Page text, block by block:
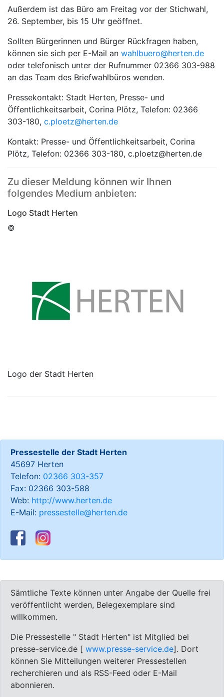
Außerdem ist das Büro am Freitag vor der Stichwahl,
26. September, bis 15 Uhr geöffnet.
Sollten Bürgerinnen und Bürger Rückfragen haben,
können sie sich per E-Mail an wahlbuero@herten.de
oder telefonisch unter der Rufnummer 02366 303-988
an das Team des Briefwahlbüros wenden.
Pressekontakt: Stadt Herten, Presse- und
Öffentlichkeitsarbeit, Corina Plötz, Telefon: 02366
303-180, c.ploetz@​herten.de
Kontakt: Presse- und Öffentlichkeitsarbeit, Corina
Plötz, Telefon: 02366 303-180, c.ploetz@herten.de
Zu dieser Meldung können wir Ihnen
folgendes Medium anbieten:
Logo Stadt Herten
©
Logo der Stadt Herten
Pressestelle der Stadt Herten
45697 Herten
Telefon: 02366 303-357
Fax: 02366 303-588
Web: http://www.herten.de
E-Mail: pressestelle@herten.de
Sämtliche Texte können unter Angabe der Quelle frei
veröffentlicht werden, Belegexemplare sind
willkommen.
Die Pressestelle " Stadt Herten" ist Mitglied bei
presse-service.de [ www.presse-service.de]. Dort
können Sie Mitteilungen weiterer Pressestellen
recherchieren und als RSS-Feed oder E-Mail
abonnieren.